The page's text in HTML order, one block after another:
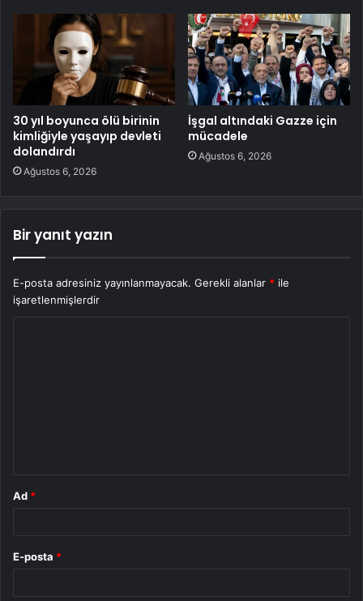
30 yıl boyunca ölü birinin
kimliğiyle yaşayıp devleti
dolandırdı
Ağustos 6, 2026
İşgal altındaki Gazze için
mücadele
Ağustos 6, 2026
Bir yanıt yazın
E-posta adresiniz yayınlanmayacak. Gerekli alanlar * ile
işaretlenmişlerdir
Ad *
E-posta *